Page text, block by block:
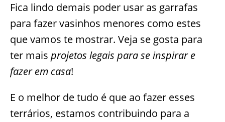
Fica lindo demais poder usar as garrafas
para fazer vasinhos menores como estes
que vamos te mostrar. Veja se gosta para
ter mais projetos legais para se inspirar e
fazer em casa!
E o melhor de tudo é que ao fazer esses
terrários, estamos contribuindo para a